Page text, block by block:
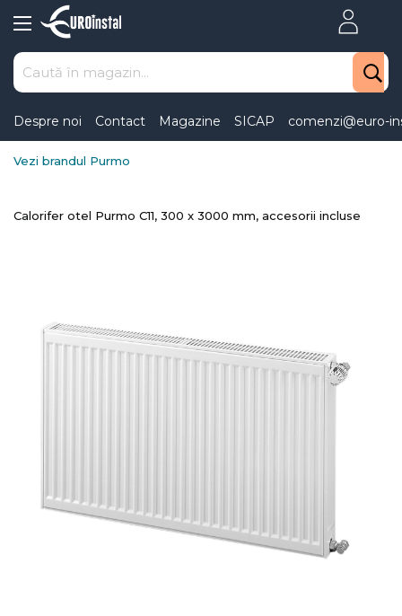
to
Content
Despre noi Contact Magazine SICAP comenzi@euro-
Vezi brandul Purmo
Calorifer otel Purmo C11, 300 x 3000 mm, accesorii incluse